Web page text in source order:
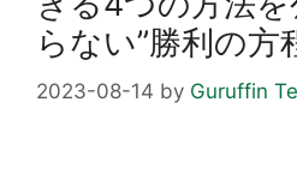
らない”勝利の方
2023-08-14 by Guruffin